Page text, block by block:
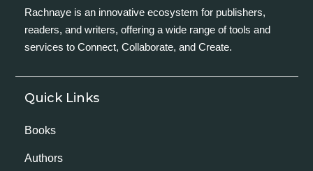
Rachnaye is an innovative ecosystem for publishers,
readers, and writers, offering a wide range of tools and
services to Connect, Collaborate, and Create.
Quick Links
Books
Authors